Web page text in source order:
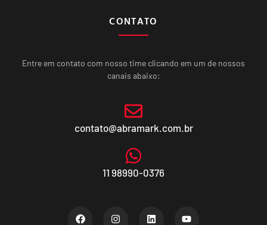
CONTATO
Entre em contato com nosso time clicando em um de nossos
canais abaixo:
contato@abramark.com.br
11 98990-0376